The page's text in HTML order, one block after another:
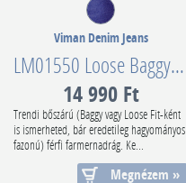
Viman Denim Jeans
LM01550 Loose Baggy Denim Stretch
14 990 Ft
Trendi bőszárú (Baggy vagy Loose Fit-ként
is ismerheted, bár eredetileg hagyományos
fazonú) férfi farmernadrág. Ke...
Megnézem »